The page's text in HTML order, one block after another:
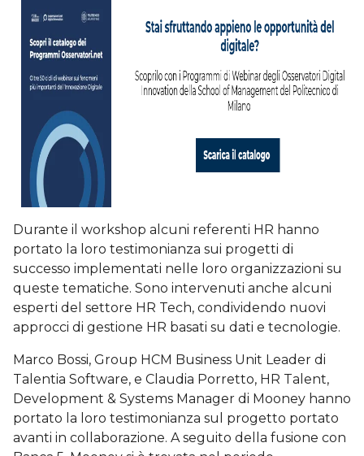
Durante il workshop alcuni referenti HR hanno
portato la loro testimonianza sui progetti di
successo implementati nelle loro organizzazioni su
queste tematiche. Sono intervenuti anche alcuni
esperti del settore HR Tech, condividendo nuovi
approcci di gestione HR basati su dati e tecnologie.
Marco Bossi, Group HCM Business Unit Leader di
Talentia Software, e Claudia Porretto, HR Talent,
Development & Systems Manager di Mooney hanno
portato la loro testimonianza sul progetto portato
avanti in collaborazione. A seguito della fusione con